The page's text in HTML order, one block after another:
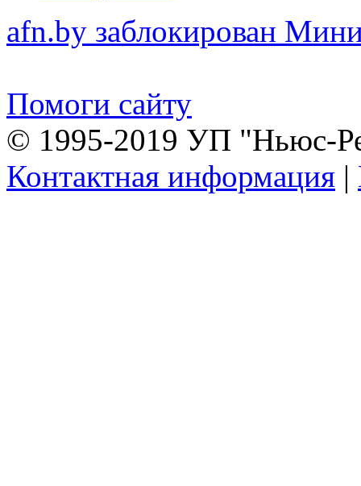
afn.by заблокирован
Помоги сайту
© 1995-2019 УП "Ньюс-
Контактная информация |